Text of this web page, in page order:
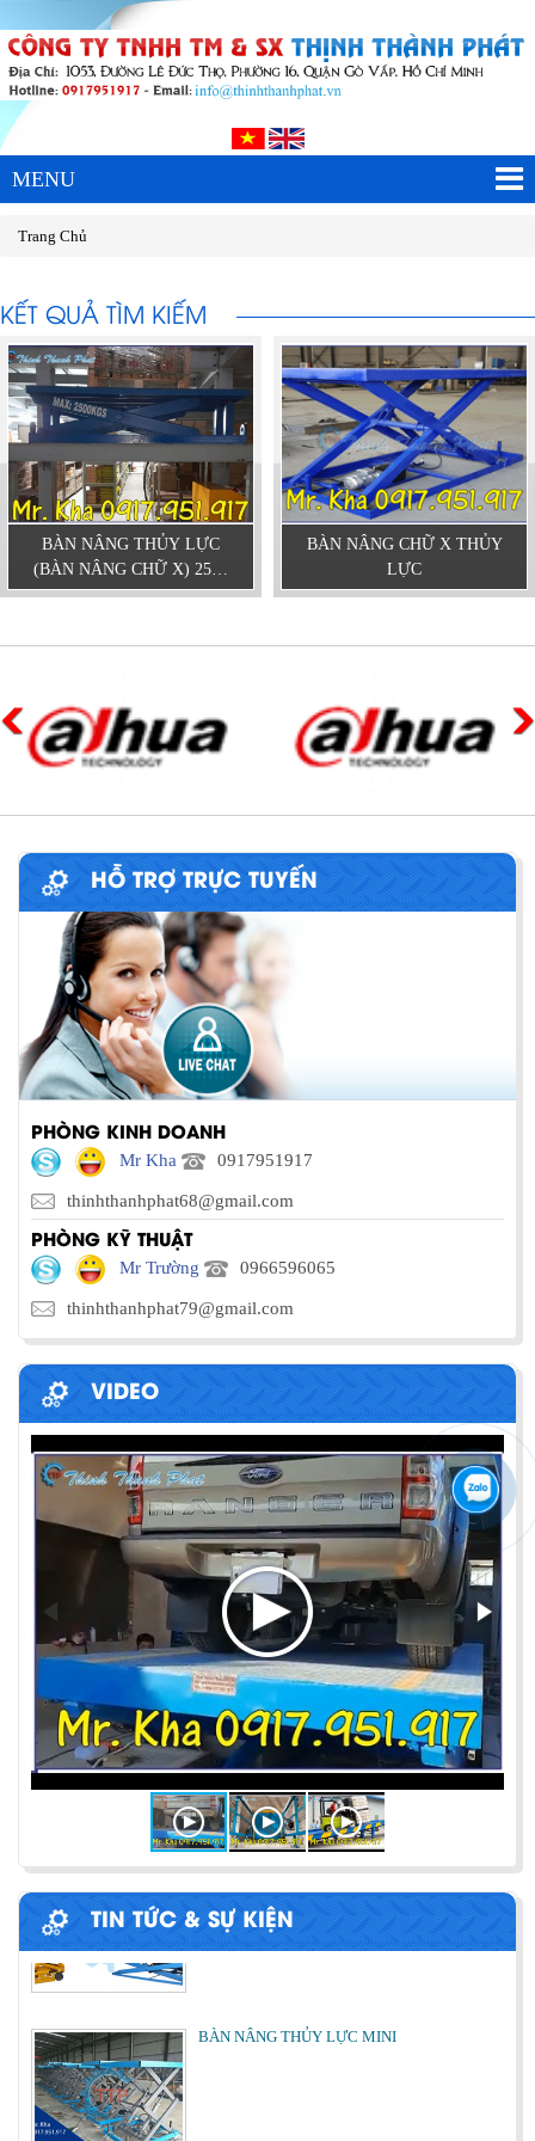
MENU
Trang Chủ
KẾT QUẢ TÌM KIẾM
BÀN NÂNG THỦY LỰC
(BÀN NÂNG CHỮ X) 2500
KG
BÀN NÂNG CHỮ X THỦY
LỰC
HỖ TRỢ TRỰC TUYẾN
PHÒNG KINH DOANH
Mr Kha 0917951917
thinhthanhphat68@gmail.com
PHÒNG KỸ THUẬT
Mr Trường 0966596065
thinhthanhphat79@gmail.com
VIDEO
TIN TỨC & SỰ KIỆN
PHƯƠNG PHÁP ĐÓNG HÀNG LÊN
CONTAINER
Chia sẻ bí quyết và phương pháp đóng hàng lên
container một cách hiệu quả nhất
ỨNG DỤNG CỦA BÀN NÂNG THỦY LỰC
trong các lĩnh vực, ngành nghề.